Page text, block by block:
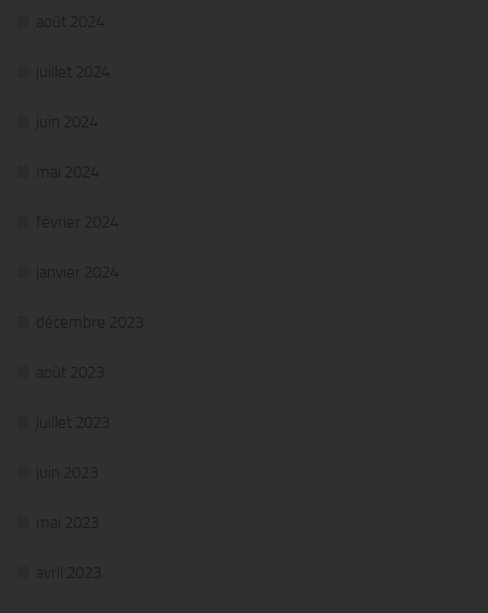
août 2024
juillet 2024
juin 2024
mai 2024
février 2024
janvier 2024
décembre 2023
août 2023
juillet 2023
juin 2023
mai 2023
avril 2023